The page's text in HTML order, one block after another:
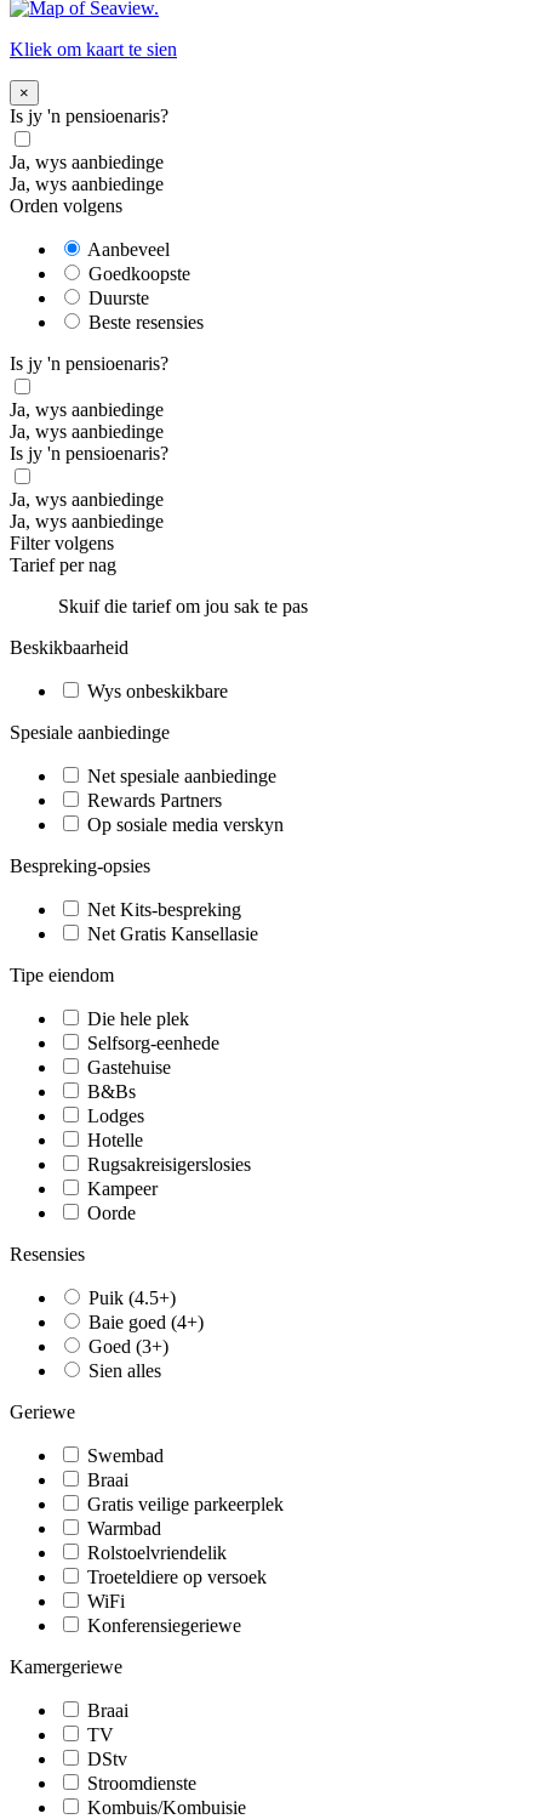
Kliek om kaart te sien
×
Is jy 'n pensioenaris?
Ja, wys aanbiedinge
Ja, wys aanbiedinge
Orden volgens
Aanbeveel
Goedkoopste
Duurste
Beste resensies
Is jy 'n pensioenaris?
Ja, wys aanbiedinge
Ja, wys aanbiedinge
Is jy 'n pensioenaris?
Ja, wys aanbiedinge
Ja, wys aanbiedinge
Filter volgens
Tarief per nag
Skuif die tarief om jou sak te pas
Beskikbaarheid
Wys onbeskikbare
Spesiale aanbiedinge
Net spesiale aanbiedinge
Rewards Partners
Op sosiale media verskyn
Bespreking-opsies
Net Kits-bespreking
Net Gratis Kansellasie
Tipe eiendom
Die hele plek
Selfsorg-eenhede
Gastehuise
B&Bs
Lodges
Hotelle
Rugsakreisigerslosies
Kampeer
Oorde
Resensies
Puik (4.5+)
Baie goed (4+)
Goed (3+)
Sien alles
Geriewe
Swembad
Braai
Gratis veilige parkeerplek
Warmbad
Rolstoelvriendelik
Troeteldiere op versoek
WiFi
Konferensiegeriewe
Kamergeriewe
Braai
TV
DStv
Stroomdienste
Kombuis/Kombuisie